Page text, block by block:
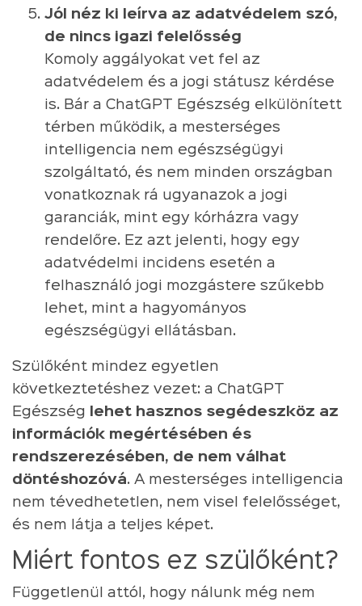
Jól néz ki leírva az adatvédelem szó,
de nincs igazi felelősség
Komoly aggályokat vet fel az
adatvédelem és a jogi státusz kérdése
is. Bár a ChatGPT Egészség elkülönített
térben működik, a mesterséges
intelligencia nem egészségügyi
szolgáltató, és nem minden országban
vonatkoznak rá ugyanazok a jogi
garanciák, mint egy kórházra vagy
rendelőre. Ez azt jelenti, hogy egy
adatvédelmi incidens esetén a
felhasználó jogi mozgástere szűkebb
lehet, mint a hagyományos
egészségügyi ellátásban.
Szülőként mindez egyetlen
következtetéshez vezet: a ChatGPT
Egészség
lehet hasznos segédeszköz az
információk megértésében és
rendszerezésében, de nem válhat
döntéshozóvá. A mesterséges intelligencia
nem tévedhetetlen, nem visel felelősséget,
és nem látja a teljes képet.
Miért fontos ez szülőként?
Függetlenül attól, hogy nálunk még nem